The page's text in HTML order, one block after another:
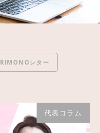
RIMONOレター
代表コラム